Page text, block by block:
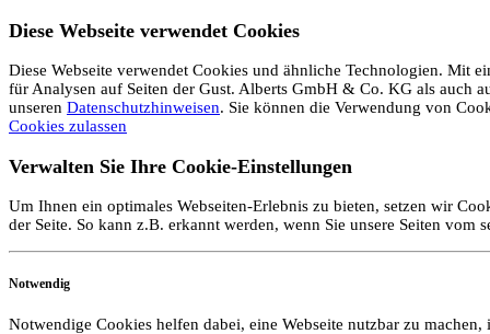
Diese Webseite verwendet Cookies
Diese Webseite verwendet Cookies und ähnliche Technologien. Mit
für Analysen auf Seiten der Gust. Alberts GmbH & Co. KG als auch
unseren Datenschutzhinweisen. Sie können die Verwendung von
Cookies zulassen
Verwalten Sie Ihre Cookie-Einstellungen
Um Ihnen ein optimales Webseiten-Erlebnis zu bieten, setzen wir
der Seite. So kann z.B. erkannt werden, wenn Sie unsere Seiten
Notwendig
Notwendige Cookies helfen dabei, eine Webseite nutzbar zu